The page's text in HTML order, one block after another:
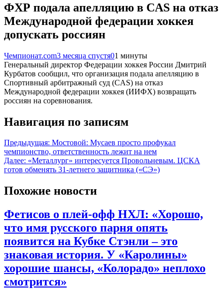
ФХР подала апелляцию в CAS на отказ
Международной федерации хоккея
допускать россиян
Чемпионат.com3 месяца спустя01 минуты
Генеральный директор Федерации хоккея России Дмитрий
Курбатов сообщил, что организация подала апелляцию в
Спортивный арбитражный суд (CAS) на отказ
Международной федерации хоккея (ИИФХ) возвращать
россиян на соревнования.
Навигация по записям
Предыдущая: Мостовой: Мусаев просто профукал
чемпионство, ответственность лежит на нем
Далее: «Металлург» интересуется Провольневым. ЦСКА
готов обменять 31-летнего защитника («СЭ»)
Похожие новости
Фетисов о плей-офф НХЛ: «Хорошо,
что имя русского парня опять
появится на Кубке Стэнли – это
знаковая история. У «Каролины»
хорошие шансы, «Колорадо» неплохо
смотрится»